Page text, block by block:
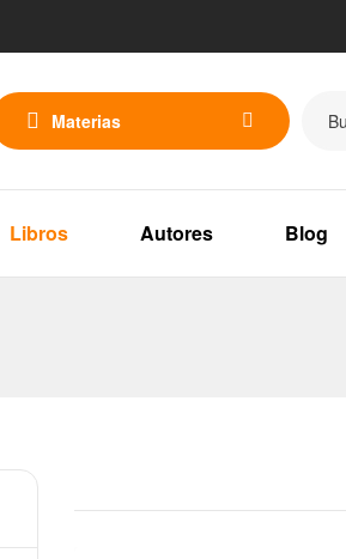
Materias
Libros Autores Blog